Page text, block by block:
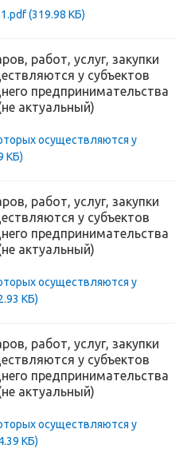
(319.98 КБ)
работ, услуг, закупки
у субъектов
предпринимательства
актуальный)
осуществляются у
КБ)
работ, услуг, закупки
у субъектов
предпринимательства
актуальный)
осуществляются у
КБ)
работ, услуг, закупки
у субъектов
предпринимательства
актуальный)
осуществляются у
КБ)